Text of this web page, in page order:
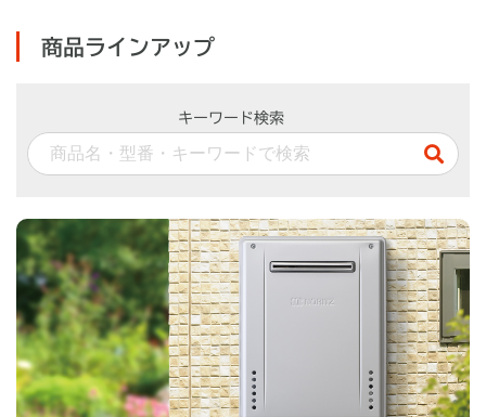
商品ラインアップ
キーワード検索